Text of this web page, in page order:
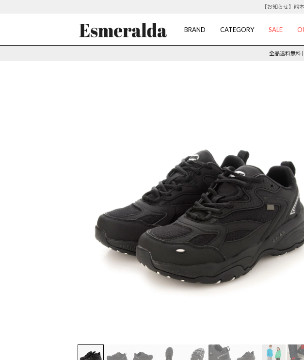
【お知らせ】熊
BRAND CATEGORY SALE
全品送料無料